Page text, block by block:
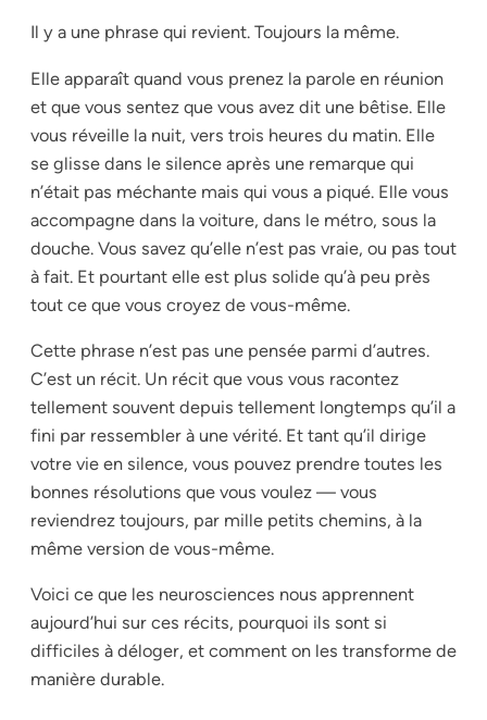
Il y a une phrase qui revient. Toujours la même.
Elle apparaît quand vous prenez la parole en réunion
et que vous sentez que vous avez dit une bêtise. Elle
vous réveille la nuit, vers trois heures du matin. Elle
se glisse dans le silence après une remarque qui
n’était pas méchante mais qui vous a piqué. Elle vous
accompagne dans la voiture, dans le métro, sous la
douche. Vous savez qu’elle n’est pas vraie, ou pas tout
à fait. Et pourtant elle est plus solide qu’à peu près
tout ce que vous croyez de vous-même.
Cette phrase n’est pas une pensée parmi d’autres.
C’est un récit. Un récit que vous vous racontez
tellement souvent depuis tellement longtemps qu’il a
fini par ressembler à une vérité. Et tant qu’il dirige
votre vie en silence, vous pouvez prendre toutes les
bonnes résolutions que vous voulez — vous
reviendrez toujours, par mille petits chemins, à la
même version de vous-même.
Voici ce que les neurosciences nous apprennent
aujourd’hui sur ces récits, pourquoi ils sont si
difficiles à déloger, et comment on les transforme de
manière durable.